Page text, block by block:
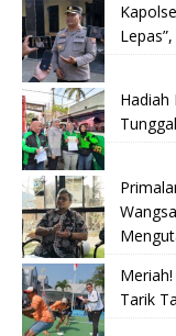
Hadiah
Tarik